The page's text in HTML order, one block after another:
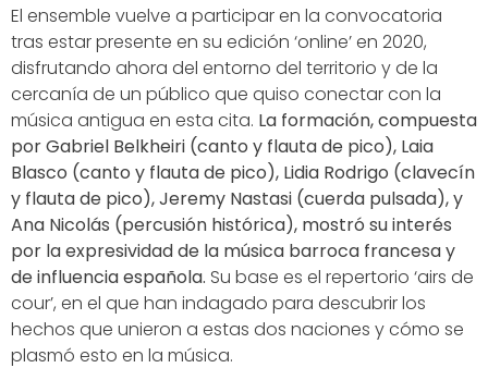
El ensemble vuelve a participar en la convocatoria
tras estar presente en su edición ‘online’ en 2020,
disfrutando ahora del entorno del territorio y de la
cercanía de un público que quiso conectar con la
música antigua en esta cita. La formación, compuesta
por Gabriel Belkheiri (canto y flauta de pico), Laia
Blasco (canto y flauta de pico), Lidia Rodrigo (clavecín
y flauta de pico), Jeremy Nastasi (cuerda pulsada), y
Ana Nicolás (percusión histórica), mostró su interés
por la expresividad de la música barroca francesa y
de influencia española. Su base es el repertorio ‘airs de
cour’, en el que han indagado para descubrir los
hechos que unieron a estas dos naciones y cómo se
plasmó esto en la música.